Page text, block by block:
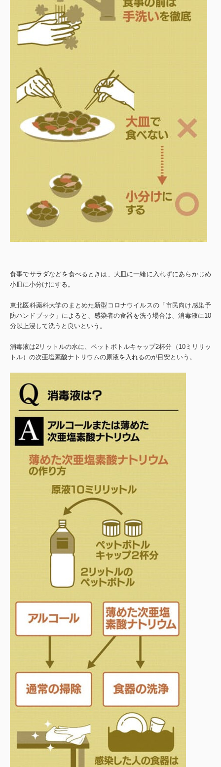
食事でサラダなどを食べるときは、大皿に一緒に入れずにあらかじめ
小皿に小分けにする。
東北医科薬科大学のまとめた新型コロナウイルスの「市民向け感染予
防ハンドブック」によると、感染者の食器を洗う場合は、消毒液に10
分以上浸して洗うと良いという。
消毒液は2リットルの水に、ペットボトルキャップ2杯分（10ミリリッ
トル）の次亜塩素酸ナトリウムの原液を入れるのが目安という。